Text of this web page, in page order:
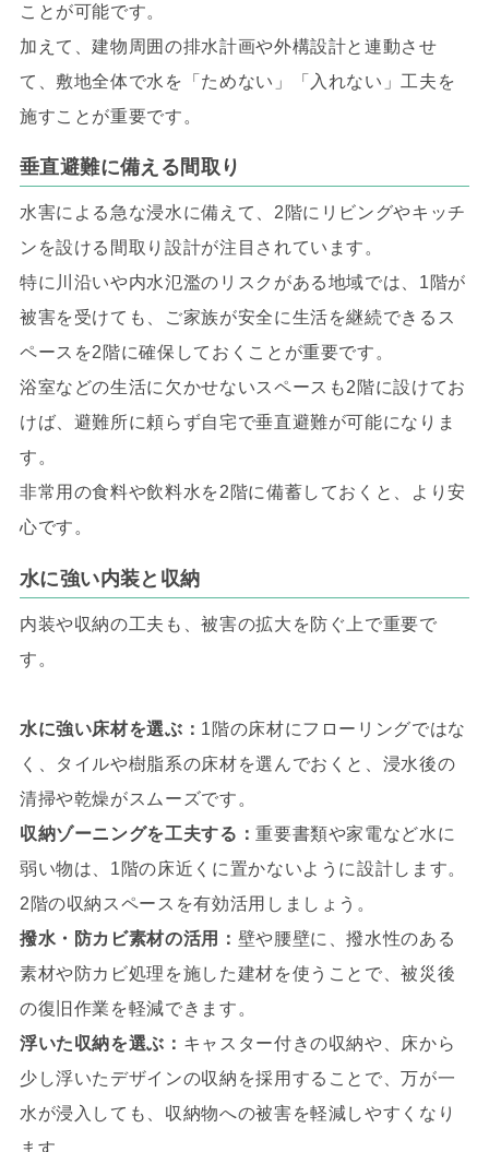
ことが可能です。
加えて、建物周囲の排水計画や外構設計と連動させ
て、敷地全体で水を「ためない」「入れない」工夫を
施すことが重要です。
垂直避難に備える間取り
水害による急な浸水に備えて、2階にリビングやキッチ
ンを設ける間取り設計が注目されています。
特に川沿いや内水氾濫のリスクがある地域では、1階が
被害を受けても、ご家族が安全に生活を継続できるス
ペースを2階に確保しておくことが重要です。
浴室などの生活に欠かせないスペースも2階に設けてお
けば、避難所に頼らず自宅で垂直避難が可能になりま
す。
非常用の食料や飲料水を2階に備蓄しておくと、より安
心です。
水に強い内装と収納
内装や収納の工夫も、被害の拡大を防ぐ上で重要で
す。
水に強い床材を選ぶ： 1階の床材にフローリングではな
く、タイルや樹脂系の床材を選んでおくと、浸水後の
清掃や乾燥がスムーズです。
収納ゾーニングを工夫する：重要書類や家電など水に
弱い物は、1階の床近くに置かないように設計します。
2階の収納スペースを有効活用しましょう。
撥水・防カビ素材の活用： 壁や腰壁に、撥水性のある
素材や防カビ処理を施した建材を使うことで、被災後
の復旧作業を軽減できます。
浮いた収納を選ぶ： キャスター付きの収納や、床から
少し浮いたデザインの収納を採用することで、万が一
水が浸入しても、収納物への被害を軽減しやすくなり